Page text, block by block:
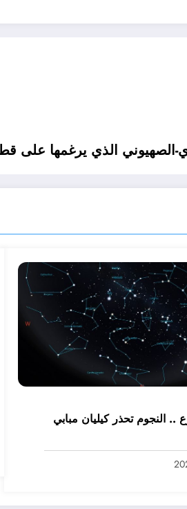
الذي يرغمها على
حظك هذا الاسبوع .. النجوم تحذر كيليان مبابي